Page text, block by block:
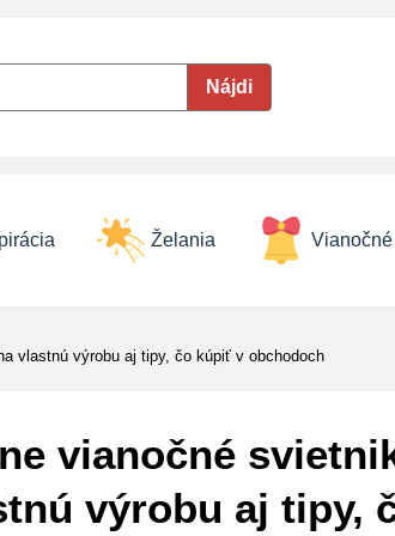
Želania
vlastnú výrobu aj tipy, čo kúpiť v obchodoch
vianočné
výrobu aj tipy,